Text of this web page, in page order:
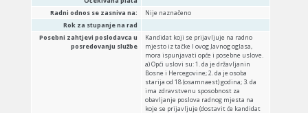
Radni odnos se zasniva na:
Nije naznačeno
Rok za stupanje na rad
Posebni zahtjevi poslodavca u
posredovanju službe
Kandidat koji se prijavljuje na radno mjesto iz tačke I ovog Javnog oglasa, mora ispunjavati opće i posebne uslove. a) Opći uslovi su: 1. da je državljanin Bosne i Hercegovine; 2. da je osoba starija od 18 (osamnaest) godina; 3. da ima zdravstvenu sposobnost za obavljanje poslova radnog mjesta na koje se prijavljuje (dostavit će kandidat koji bude izabran). b) Posebni uslovi su: Za radno mjesto pod rednim brojem 1. i nazivom „Rukovodilac PJ”: 1. da ima završenu VSS - VII stepen stručne spreme, odnosno visoko obrazovanje prvog ciklusa (koje se vrjednuje sa najmanje 180 ECTS bodova ili 240 ECTS bodova), ili drugog ili trećeg ciklusa Bolonjskog sistema studiranja, Fakultet tehničkog smjera; 2. poznavanje rada na računaru MS Office; 3. da je vozač „B” kategorije; 4. da ima najmanje 1 (jednu) godinu radnog iskustva. Za radno mjesto pod rednim brojem 2. i nazivom „Vozač specijalnog vozila”: 1. da ima završen III stepen stručne spreme - KV radnik; 2. da je vozač “C” i “B” kategorije; 3. da ima položen državni ispit za “C” kategoriju; 4. da ima najmanje 1 (jednu) godinu radnog iskustva, na istim ili sličnim poslovima. Za radno mjesto pod rednim brojem 3. i nazivom „Vodoinstalater”: 1. da ima završen III stepen stručne spreme - KV radnik; 2. da je vozač „ B” kategorije; 3. da ima najmanje 1 (jednu) godinu radnog iskustva, na istim ili sličnim poslovima. III Kao dokaz o ispunjavanju traženih općih i posebnih uslova (za radno mjesto na koje se kandidat prijavljuje), kandidati su dužni dostaviti sljedeće dokumente: 1.pisanu prijavu na Javni oglas sa biografijom, koja obavezno sadrži: ime i prezime, adresu prebivališta, kontakt telefon i e-mail, naziv radnog mjesta iz Javnog oglasa na koje se podnosi prijava, spisak dokumentacije koja se prilaže uz prijavu, datum prijave, potpis kandidata; 2.uvjerenje o državljanstvu (ne starije od šest mjeseci pri čemu se navedeni rok računa od dana izdavanja uvjerenja od strane nadležnog organa do dana predaje prijave na Javni oglas); 3.izvod iz matične knjige rođenih; 4.ljekarsko uvjerenje o zdravstvenoj sposobnosti (dostavit će kandidat koji bude izabran); 5.dokaz o stručnoj spremi, odnosno o vrsti i stepenu školske spreme (diploma, svjedočanstvo sa svim završenim razredima ili drugi dokaz o stečenoj stručnoj spremi prema broju radnog mjesta na koje se kandidat prijavljuje). Kandidati (za radno mjesto pod rednim brojem 1. i nazivom „Rukovodilac PJ”) koji su visoko obrazovanje stekli po bolonjskom procesu uz fakultetsku diplomu dostavljaju i dodatak diplomi, iznimno, samo u slučaju da visokoškolska ustanova dodatak diplomi nije uopšte izdavala niti za jednog diplomca, kandidat je dužan da uz ovjerenu fotokopiju fakultetske diplome dostavi uvjerenje visokoškolske ustanove da dodatak diplomi nije uopšte izdat niti za jednog diplomca. Za diplome koje su stečene u inostranstvu nakon 06.04.1992. godine potrebna je nostrifikacija; 6.dokaz o poznavanju rada na računaru (potvrde, uvjerenje, certifikat, indeks/dodatak diplomi i/ili drugi dokument koji može poslužiti kao dokaz za ispunjavanje navedenog uslova, dostavlja kandidat za radno mjesto pod rednim brojem 1. i nazivom „Rukovodilac PJ”); 7.dokaz o radnom iskustvu (potvrdu ili uvjerenje poslodavaca kod kojih je kandidat radio ili trenutno radi ili uvjerenje porezne ispostave ovjereno pečatom i potpisom nadležne osobe u kojem su tačno naznačeni periodi prijave i odjave kandidata ili uvjerenje Zavoda za penzijsko i invalidsko osiguranje (PIO/MIO). Uz uvjerenje Zavoda za penzijsko i invalidsko osiguranje o podacima registriranim u matičnoj evidenciji nadležne institucije obavezno je dostavljanje potvrde koja razjašnjava šifre zanimanja iz uvjerenja (listinga), tako da se može vidjeti s kojom stručnom spremom je kandidat radio. Ako se kao dokaz o radnom iskustvu dostavlja potvrda ili uvjerenje poslodavca, potvrda ili uvjerenje mora sadržavati sljedeće podatke: naziv i sjedište poslodavca, broj, datum i mjesto izdavanja potvrde ili uvjerenja, podatke o nazivu radnog mjesta, odnosno vrsti poslova koje je kandidat obavljao, obavezno naznačenu školsku spremu sa kojom je obavljao navedene poslove, period obavljanja poslova, potpis ovlaštenog lica i pečat. Kao dokaz o radnom iskustvu neće se uzimati u razmatranje radna knjižica, pismo preporuke i ugovor o djelu. IV Kandidati su dužni u prijavi na Javni oglas navesti serijski broj lične karte i naziv organa koji je izdao ličnu kartu (za sva radna mjesta), serijski broj vozačke dozvole “B” kategorije i naziv organa koji je izdao vozačku dozvolu “B” kategorije (za sva radna mjesta) i serijski broj vozačke dozvole “C” kategorije i naziv organa koji je izdao vozačku dozvolu “C” kategorije (za radno mjesto pod rednim brojem 2. i nazivom „Vozač specijalnog vozila”) te će Komisija za izbor kandidata za prijem u radni odnos po raspisanom Javnom oglasu, u toku pismenog ispita/testa (za radno mjesto pod rednim brojem 1. i nazivom „Rukovodilac PJ”) i/ili intervjua izvršiti uvid u iste radi provjere vjerodostojnosti navedenih dokumenata. V Uz prijavu na Javni oglas, kandidati su dužni dostaviti dokumente o ispunjavanju općih i posebnih uslova, original ili ovjerene fotokopije koje nisu starije od 6 (šest) mjeseci računajući do dana predaje prijave na ovaj Javni oglas. Kandidati uz prijavu, osim potrebnih dokumenata, mogu dostaviti i druga dokumenta koja mogu uticati na izbor kandidata, kao što je pripadnost navedenim kategorijama i to: - demobilisani branioci u skladu sa Zakonom o pravima demobiliziranih branilaca i članova njihovih porodica („Službene novine BiH, broj: 54/19, 29/22, 81/23 i 60/24), dokaz: uvjerenje izdato od nadležnog ministarstva odnosno Grupe za pitanja evidencija iz oblasti vojne obaveze prema mjestu prebivališta i službe za zapošljavanje da se nalazi na listi nezaposlenih lica. - članovi porodice demobilisanog branioca, dokaz: uvjerenje izdato od nadležnog ministarstva odnosno Grupe za pitanja evidencija iz oblasti vojne obaveze prema mjestu prebivališta i službe za zapošljavanje da se nalazi na listi nezaposlenih lica. - član porodice poginulih branioca odnosno porodice šehida (dokaz: uvjerenje izdato od nadležnog ministarstva odnosno Grupe za pitanja evidencija iz oblasti vojne obaveze prema mjestu prebivališta i službe za zapošljavanje da se nalazi na listi nezaposlenih lica. Kandidati koji dostave dokumenta kojim dokazuju pripadnost jednoj od navedenih kategorija iz navedene tačke Javnog oglasa, ostvaruju prednost pod jednakim uslovima u odnosu na isto rangiranog kandidata. VI Lični podaci o učesnicima u Javnom oglasu su tajni i mogu se prikupljati i obrađivati u skladu sa Zakonom o zaštiti ličnih podataka Bosne i Hercegovine („Službeni glasnik Bosne i Hercegovine”, broj: 12/2025). VII Pored naprijed navedene dokumentacije, kandidat koji bude izabran dužan je dostaviti i sljedeću dokumentaciju: 1. Uvjerenje o zdravstvenoj sposobnosti - Ljekarsko uvjerenje nadležne zdravstvene ustanove kojim dokazuje da njegovo zdravstveno stanje i psihofizičke sposobnosti odgovaraju uslovima radnog mjesta na koje se prijavljuje (uvjerenje ne smije biti starije od šest mjeseci). 2. Uvjerenje da se protiv kandidata ne vodi krivični postupak izdato od nadležnog organa (uvjerenje ne smije biti starije od šest mjeseci). Napomena: samo izabrani kandidati će biti u obavezi u određenom roku dostaviti dokumenta pod tač. 1. i 2., iz navedene tačke Javnog oglasa, u suprotnom neće zasnovati radni odnos. VIII Način izbora: Odluku o potrebi prijema u radni odnos donosi direktor Javnog preduzeća „Komunalno” d.o.o. Breza. Postupak izbora kandidata po Javnom oglasu provodi Komisija za izbor kandidata za prijem u radni odnos koju imenuje direktor preduzeća i ista se sastoji od tri člana. Nakon isteka roka za dostavljanje prijava, Komisija za izbor kandidata za prijem u radni odnos (u daljem tekstu: Komisija) po raspisanom Javnom oglasu razmotrit će prijave kandidata koje su dostavljene u propisanom roku, poštom ili lično u smislu ispunjavanja općih i posebnih uslova. Prijave kandidata koje budu neuredne, nepotpune i neblagovremene te prijave koje su kandidati pismeno povukli, neće biti razmatrane i podnosilac prijave će biti o tome posebno obaviješten odnosno Komisija će iste odbaciti zaključkom koji se dostavlja na adresu podnosioca prijave. S kandidatima koji budu ispunjavali formalno-pravne uslove (što dokazuju priloženom dokumentacijom), Komisija će obaviti pismeni ispit/test i/ili intervju, u zavisnosti od stručne spreme koja je propisana za radno mjesto i to: • za radno mjesto pod rednim brojem 1. i nazivom „Rukovodilac PJ” (za kandidate koji imaju završenu VSS - VII stepen stručne spreme, odnosno visoko obrazovanje prvog ciklusa (koje se vrjednuje sa najmanje 180 ECTS bodova ili 240 ECTS bodova), obavit će se pismeni ispit/test i intervju; • za radno mjesto pod rednim brojem 2. i nazivom „Vozač specijalnog vozila” i pod rednim brojem 3. i nazivom „Vodoinstalater” (za kandidate koji imaju završen III stepen stručne spreme - KV radnik), obavit će se intervju. Pismeni ispit/test za radno mjesto pod rednim brojem 1. i nazivom „Rukovodilac PJ” (za kandidate koji imaju završenu VSS - VII stepen stručne spreme, odnosno visoko obrazovanje prvog ciklusa (koje se vrjednuje sa najmanje 180 ECTS bodova ili 240 ECTS bodova), Komisija će provesti na način da će svaki od kandidata dobiti 6 (šest) pitanja iz stručne oblasti, pri čemu se svaki odgovor boduje od 1 do 5 bodova. Rezultati pismenog ispita/testa bit će objavljeni na dan održavanja (isti dan) na oglasnoj tabli preduzeća, tako da Komisija nema obavezu da upućuje pojedinačne pismene obavijesti o ostvarenim rezultatima pismenog ispita/testa na adrese kandidata. Kandidatima će isti dan, također, biti omo